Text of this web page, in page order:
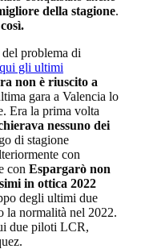
della stagione.
del problema di
qui gli ultimi
non è riuscito a
gara a Valencia lo
Era la prima volta
nessuno dei
di stagione
con
con Espargarò non
in ottica 2022
degli ultimi due
la normalità nel 2022.
due piloti LCR,